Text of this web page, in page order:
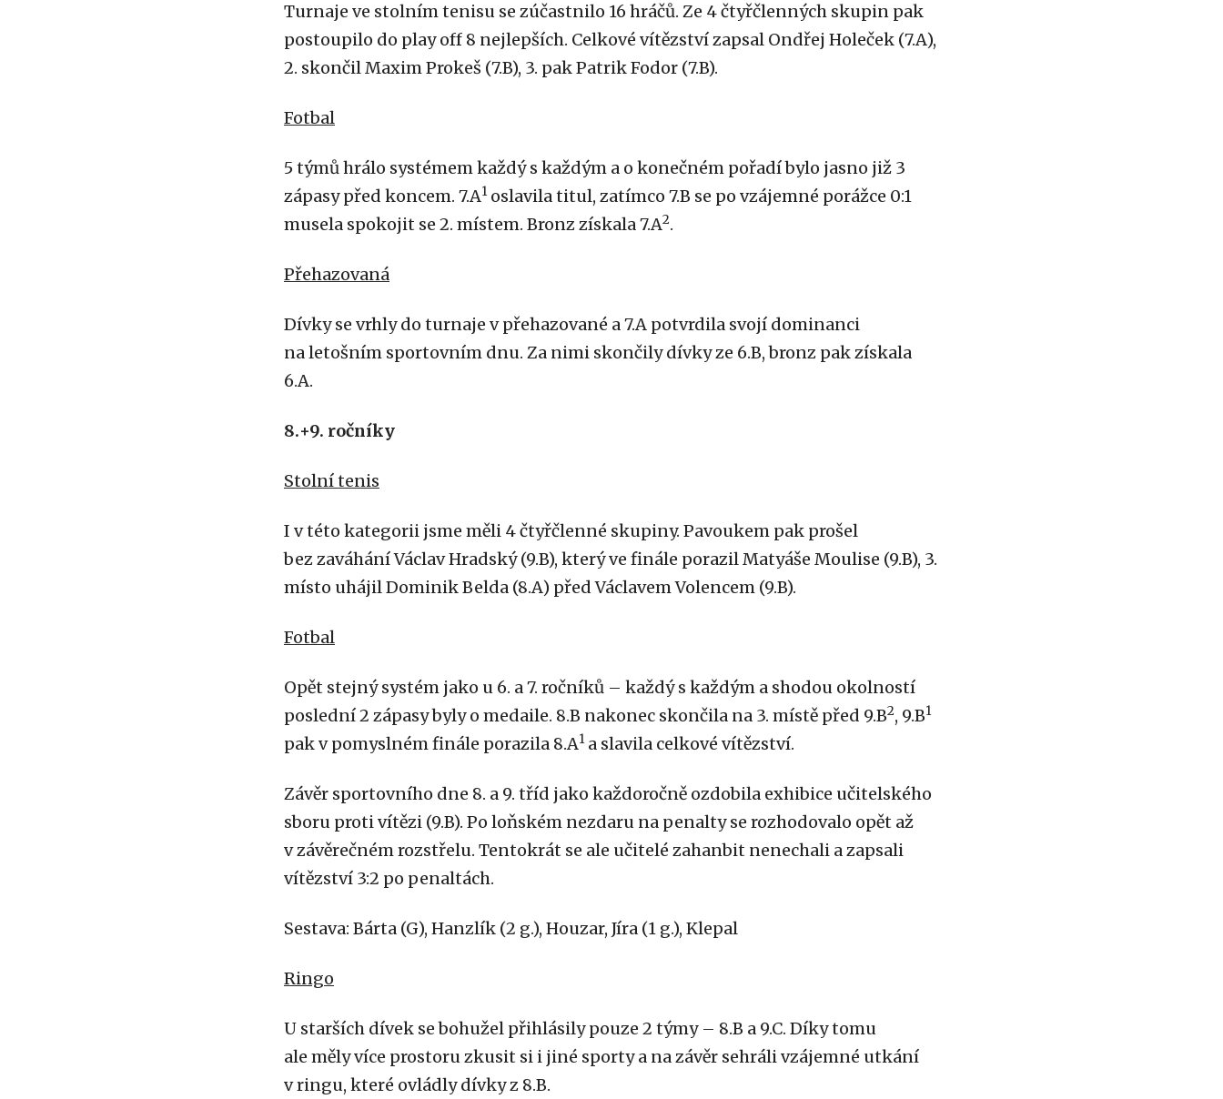
Turnaje ve stolním tenisu se zúčastnilo 16 hráčů. Ze 4 čtyřčlenných skupin pak
postoupilo do play off 8 nejlepších. Celkové vítězství zapsal Ondřej Holeček (7.A),
2. skončil Maxim Prokeš (7.B), 3. pak Patrik Fodor (7.B).
Fotbal
5 týmů hrálo systémem každý s každým a o konečném pořadí bylo jasno již 3
zápasy před koncem. 7.A1 oslavila titul, zatímco 7.B se po vzájemné porážce 0:1
musela spokojit se 2. místem. Bronz získala 7.A2.
Přehazovaná
Dívky se vrhly do turnaje v přehazované a 7.A potvrdila svojí dominanci
na letošním sportovním dnu. Za nimi skončily dívky ze 6.B, bronz pak získala
6.A.
8.+9. ročníky
Stolní tenis
I v této kategorii jsme měli 4 čtyřčlenné skupiny. Pavoukem pak prošel
bez zaváhání Václav Hradský (9.B), který ve finále porazil Matyáše Moulise (9.B), 3.
místo uhájil Dominik Belda (8.A) před Václavem Volencem (9.B).
Fotbal
Opět stejný systém jako u 6. a 7. ročníků – každý s každým a shodou okolností
poslední 2 zápasy byly o medaile. 8.B nakonec skončila na 3. místě před 9.B2, 9.B1
pak v pomyslném finále porazila 8.A1 a slavila celkové vítězství.
Závěr sportovního dne 8. a 9. tříd jako každoročně ozdobila exhibice učitelského
sboru proti vítězi (9.B). Po loňském nezdaru na penalty se rozhodovalo opět až
v závěrečném rozstřelu. Tentokrát se ale učitelé zahanbit nenechali a zapsali
vítězství 3:2 po penaltách.
Sestava: Bárta (G), Hanzlík (2 g.), Houzar, Jíra (1 g.), Klepal
Ringo
U starších dívek se bohužel přihlásily pouze 2 týmy – 8.B a 9.C. Díky tomu
ale měly více prostoru zkusit si i jiné sporty a na závěr sehráli vzájemné utkání
v ringu, které ovládly dívky z 8.B.